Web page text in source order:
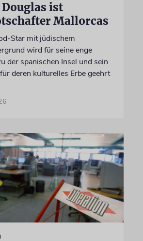
ist
Mallorcas
Star mit jüdischem
wird für seine enge
der spanischen Insel und sein
deren kulturelles Erbe geehrt